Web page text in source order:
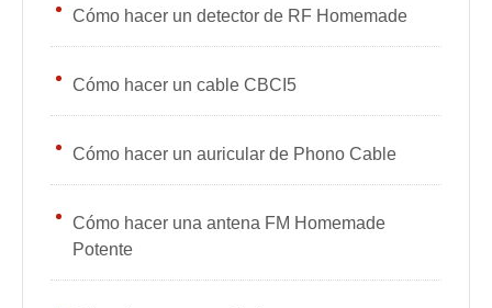
Cómo hacer un detector de RF Homemade
Cómo hacer un cable CBCI5
Cómo hacer un auricular de Phono Cable
Cómo hacer una antena FM Homemade
Potente